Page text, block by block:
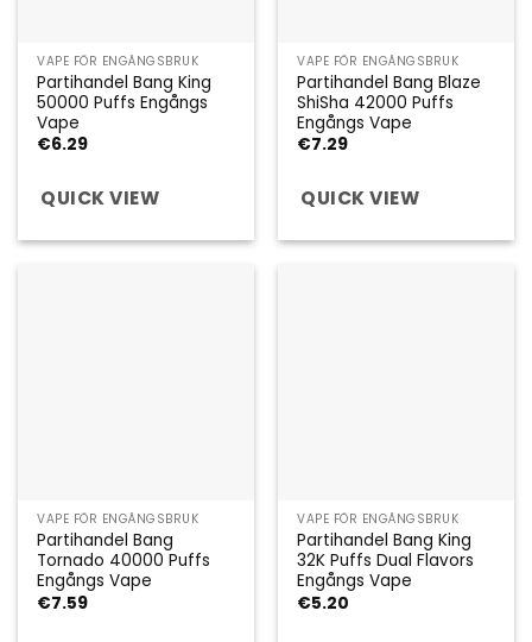
VAPE FÖR ENGÅNGSBRUK
Partihandel Bang King
50000 Puffs Engångs
Vape
€6.29
QUICK VIEW
VAPE FÖR ENGÅNGSBRUK
Partihandel Bang Blaze
ShiSha 42000 Puffs
Engångs Vape
€7.29
QUICK VIEW
VAPE FÖR ENGÅNGSBRUK
Partihandel Bang
Tornado 40000 Puffs
Engångs Vape
€7.59
VAPE FÖR ENGÅNGSBRUK
Partihandel Bang King
32K Puffs Dual Flavors
Engångs Vape
€5.20